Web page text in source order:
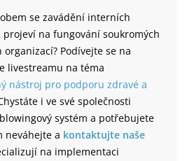
se zavádění interních
na fungování soukromých
Podívejte se na
livestreamu na téma
nástroj pro podporu zdravé a
i ve své společnosti
systém a potřebujete
neváhejte a kontaktujte naše
na implementaci